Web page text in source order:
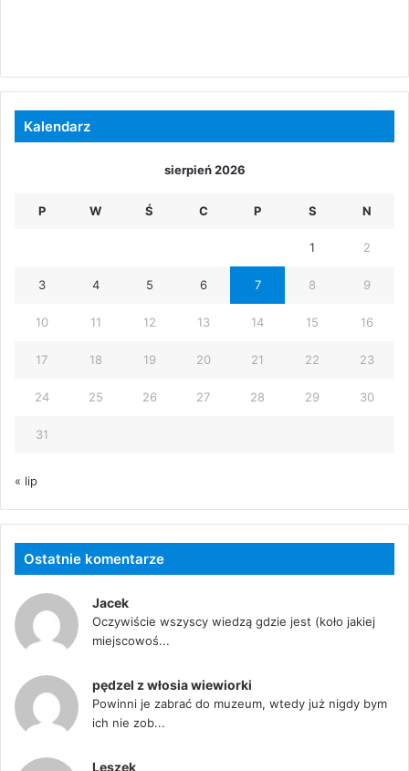
Kalendarz
sierpień 2026
P W Ś C P S N
1 2
3 4 5 6 7 8 9
10 11 12 13 14 15 16
17 18 19 20 21 22 23
24 25 26 27 28 29 30
31
« lip
Ostatnie komentarze
Jacek
Oczywiście wszyscy wiedzą gdzie jest (koło jakiej
miejscowoś...
pędzel z włosia wiewiorki
Powinni je zabrać do muzeum, wtedy już nigdy bym
ich nie zob...
Leszek